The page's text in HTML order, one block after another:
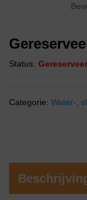
Status:
Categorie: Water-,